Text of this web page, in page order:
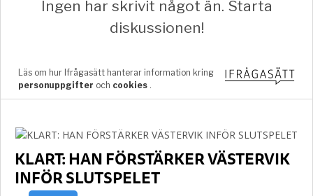
KLART: HAN FÖRSTÄRKER VÄSTERVIK
INFÖR SLUTSPELET